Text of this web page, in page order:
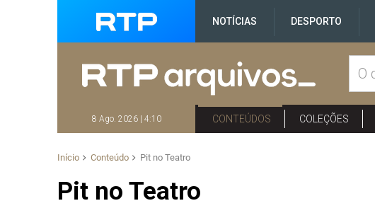
NOTÍCIAS DESPORTO
8 Ago. 2026 | 4:10 CONTEÚDOS COLEÇÕES
Início Conteúdo Pit no Teatro
Pit no Teatro